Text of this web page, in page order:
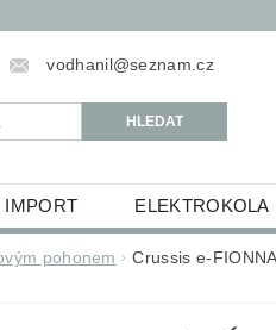
vodhanil@seznam.cz
IMPORT ELEKTROKOLA
HUDEBNINY
pohonem
Crussis e-